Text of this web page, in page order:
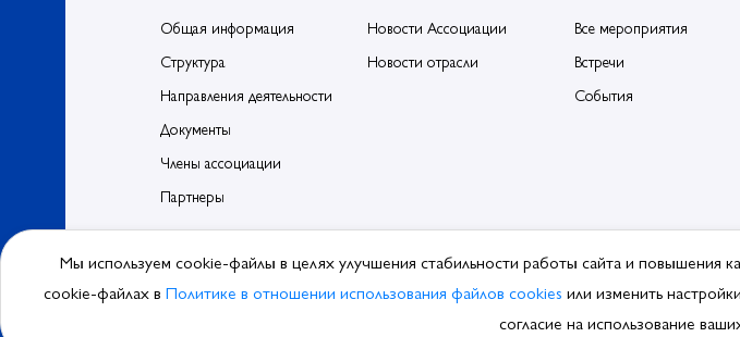
Общая информация
Структура
Направления деятельности
Документы
Члены ассоциации
Партнеры
Новости Ассоциации
Новости отрасли
Все мероприятия
Встречи
События
© 2026, Ассоциация производителей и
Политика обработки ПДн
Мы используем cookie-файлы в целях улучшения стабильности работы сайта и повышения
cookie-файлах в Политике в отношении использования файлов cookies или изменить
согласие на использование